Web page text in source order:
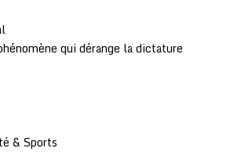
qui dérange la dictature
& Sports